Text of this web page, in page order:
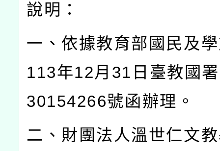
說明：
一、依據教育部國民及
113年12月 31 日臺教國
30154266號函辦理。
二、財團法人溫世仁文